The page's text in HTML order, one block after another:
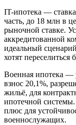
IT-ипотека —
часть, до 18 млн в
рыночной ставке.
аккредитованной
идеальный
хотят переселиться
Военная ипотека —
взнос 20,1%,
жильё, для
ипотечной
плюс для
военнослужащих.